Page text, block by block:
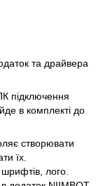
та драйвера
підключення
йде в комплекті до
створювати
їх.
лого.